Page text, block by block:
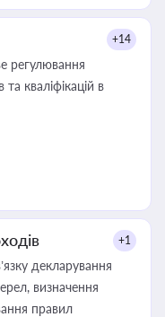
+14
регулювання
та кваліфікацій в
+1
декларування
визначення
правил